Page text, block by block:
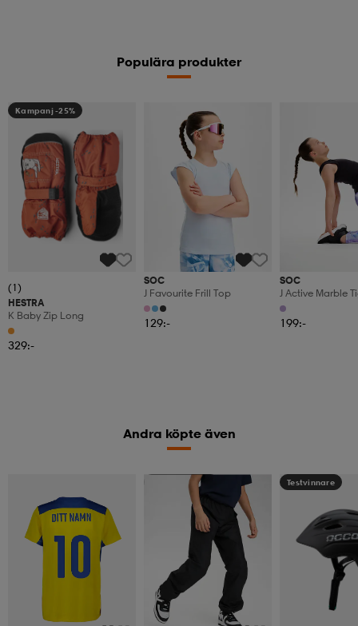
Populära produkter
Kampanj -25%
(1)
HESTRA
K Baby Zip Long
329:-
SOC
J Favourite Frill Top
129:-
SOC
J Active Marble
199:-
Andra köpte även
Kampanj -25% Testvinnare